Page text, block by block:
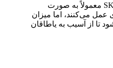
بارهای شعاعی در یاطاقان‌های SKF معمولاً به صورت
عمل می‌کنند، اما میزان
تا از آسیب به یاطاقان